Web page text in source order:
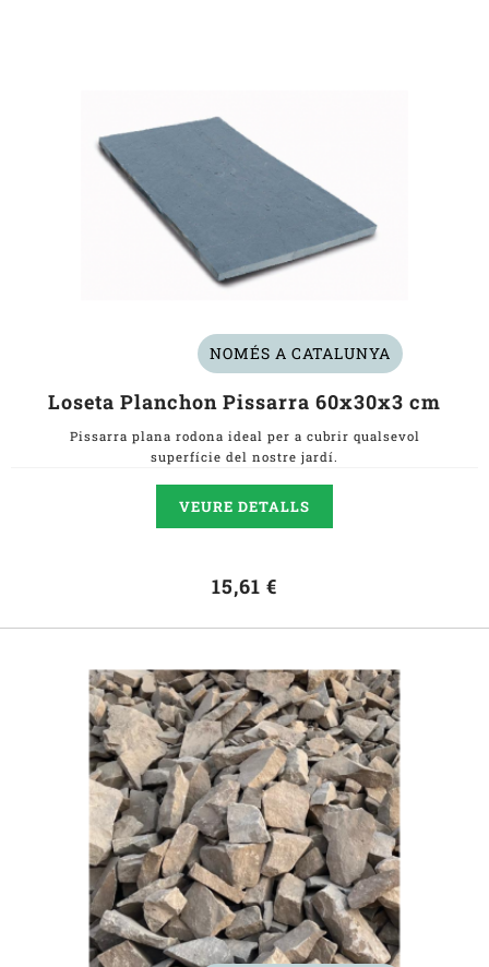
NOMÉS A CATALUNYA
Loseta Planchon Pissarra 60x30x3 cm
Pissarra plana rodona ideal per a cubrir qualsevol
superfície del nostre jardí.
VEURE DETALLS
15,61 €